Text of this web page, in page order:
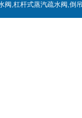
阀,杠杆式蒸汽疏水阀,倒